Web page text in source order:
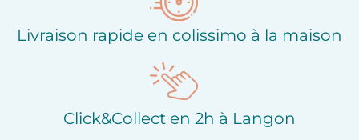
Livraison rapide en colissimo à la maison
Click&Collect en 2h à Langon